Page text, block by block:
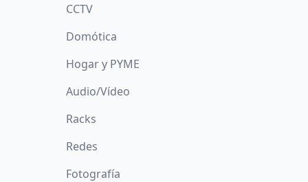
CCTV
Domótica
Hogar y PYME
Audio/Vídeo
Racks
Redes
Fotografía